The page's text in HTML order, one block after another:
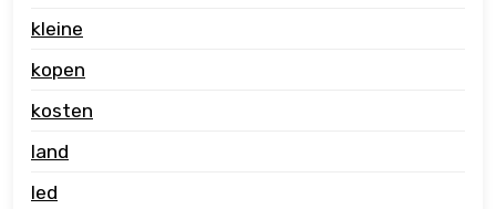
kleine
kopen
kosten
land
led